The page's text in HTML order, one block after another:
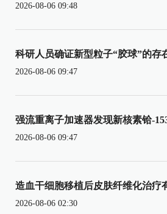
2026-08-06 09:48
科研人员确证新型粒子“胶球”的存
2026-08-06 09:47
强流重离子加速器发现新核素铪-
2026-08-06 09:47
造血干细胞移植后皮肤纤维化治疗
2026-08-06 02:30